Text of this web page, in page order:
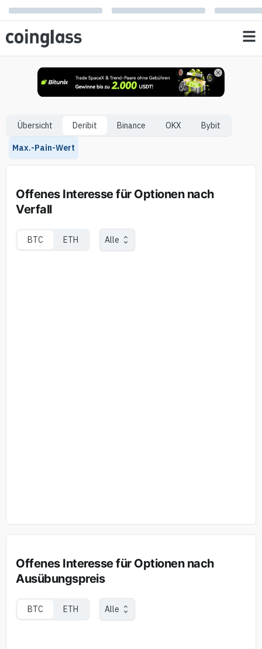
Übersicht Deribit Binance OKX Bybit
Max.-Pain-Wert
Offenes Interesse für Optionen nach
Verfall
BTC ETH Alle
Offenes Interesse für Optionen nach
Ausübungspreis
BTC ETH Alle